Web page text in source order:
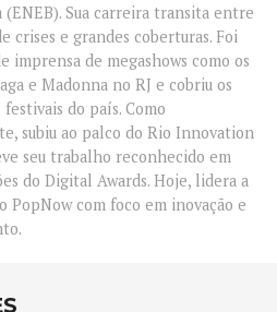
(ENEB). Sua carreira transita entre
crises e grandes coberturas. Foi
imprensa de megashows como os
e Madonna no RJ e cobriu os
do país. Como
subiu ao palco do Rio Innovation
seu trabalho reconhecido em
do Digital Awards. Hoje, lidera a
PopNow com foco em inovação e